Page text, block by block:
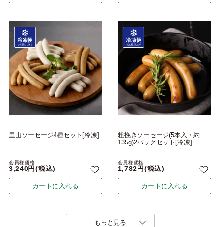
里山ソーセージ4種セット[冷凍]
会員様価格
3,240 税込
カートに入れる
粗挽きソーセージ(5本入・約
135g)2パックセット[冷凍]
会員様価格
1,782 税込
カートに入れる
もっと見る